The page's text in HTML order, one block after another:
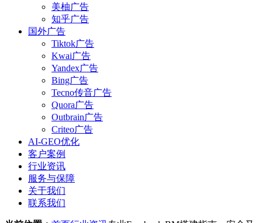
美柚广告
知乎广告
国外广告
Tiktok广告
Kwai广告
Yandex广告
Bing广告
Tecno传音广告
Quora广告
Outbrain广告
Criteo广告
AI-GEO优化
客户案例
行业资讯
服务与保障
关于我们
联系我们